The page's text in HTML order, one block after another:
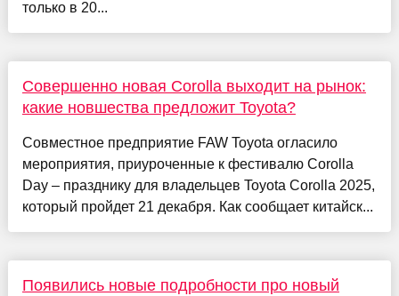
только в 20...
Совершенно новая Corolla выходит на рынок:
какие новшества предложит Toyota?
Совместное предприятие FAW Toyota огласило
мероприятия, приуроченные к фестивалю Corolla
Day – празднику для владельцев Toyota Corolla 2025,
который пройдет 21 декабря. Как сообщает китайск...
Появились новые подробности про новый